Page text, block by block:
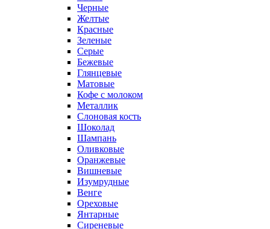
Черные
Желтые
Красные
Зеленые
Серые
Бежевые
Глянцевые
Матовые
Кофе с молоком
Металлик
Слоновая кость
Шоколад
Шампань
Оливковые
Оранжевые
Вишневые
Изумрудные
Венге
Ореховые
Янтарные
Сиреневые